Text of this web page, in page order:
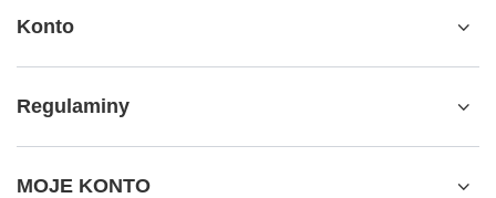
Konto
Regulaminy
MOJE KONTO